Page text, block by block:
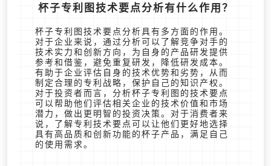
杯子专利图技术要点分析有什么作用？
杯子专利图技术要点分析具有多方面的作用。
对于企业来说，通过分析可以了解竞争对手的
技术实力和创新方向，为自身的产品研发提供
参考和借鉴，避免重复研发，降低研发成本。
有助于企业评估自身的技术优势和劣势，从而
制定合理的专利战略，保护自己的知识产权。
对于投资者而言，分析杯子专利图的技术要点
可以帮助他们评估相关企业的技术价值和市场
潜力，做出更明智的投资决策。对于消费者来
说，了解专利技术要点可以让他们更好地选择
具有高品质和创新功能的杯子产品，满足自己
的使用需求。